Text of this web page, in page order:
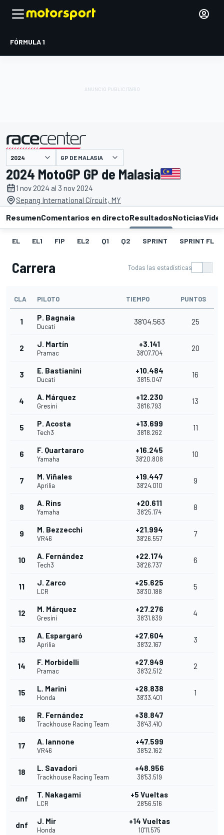
FÓRMULA 1
presentado por GP DE MALASIA
2024 MotoGP GP de Malasia
1 nov 2024 al 3 nov 2024
Sepang International Circuit, MY
ResumenComentarios en directoResultadosNoticias
EL EL1 FIP EL2 Q1 Q2 SPRINT SPRINT FL
Carrera Todas las estadísticas
CLA PILOTO TIEMPO PUNTOS
1 P. Bagnaia
Ducati
38'04.563 25
2 J. Martín
Pramac
+3.141
38'07.704
20
3 E. Bastianini
Ducati
+10.484
38'15.047
16
4 A. Márquez
Gresini
+12.230
38'16.793
13
5 P. Acosta
Tech3
+13.699
38'18.262
11
6 F. Quartararo
Yamaha
+16.245
38'20.808
10
7 M. Viñales
Aprilia
+19.447
38'24.010
9
8 A. Rins
Yamaha
+20.611
38'25.174
8
9 M. Bezzecchi
VR46
+21.994
38'26.557
7
10 A. Fernández
Tech3
+22.174
38'26.737
6
11 J. Zarco
LCR
+25.625
38'30.188
5
12 M. Márquez
Gresini
+27.276
38'31.839
4
13 A. Espargaró
Aprilia
+27.604
38'32.167
3
14 F. Morbidelli
Pramac
+27.949
38'32.512
2
15 L. Marini
Honda
+28.838
38'33.401
1
16 R. Fernández
Trackhouse Racing Team
+38.847
38'43.410
17 A. Iannone
VR46
+47.599
38'52.162
18 L. Savadori
Trackhouse Racing Team
+48.956
38'53.519
dnf T. Nakagami
LCR
+5 Vueltas
28'56.516
dnf J. Mir
Honda
+14 Vueltas
10'11.575